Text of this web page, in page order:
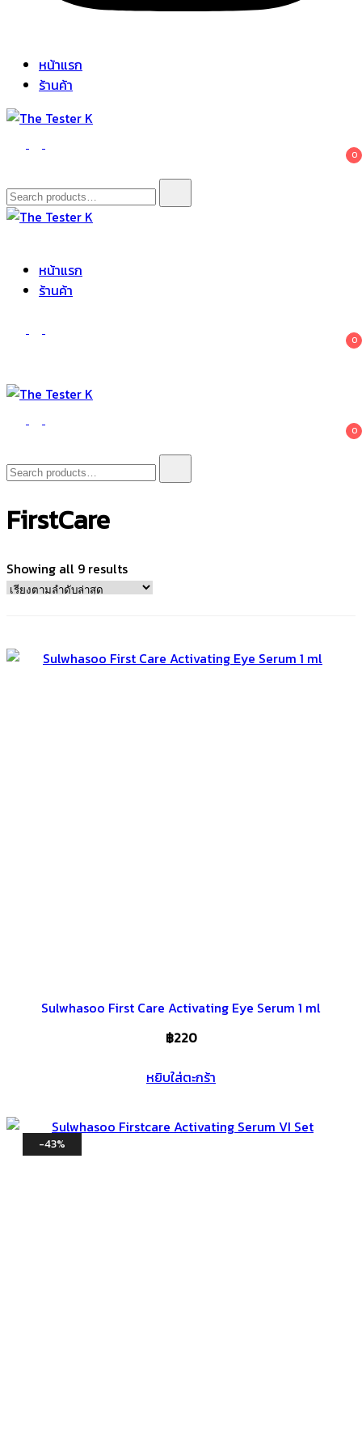
หน้าแรก
ร้านค้า
The Tester K
Korean cosmetics 0
Search
for:
หน้าแรก
ร้านค้า
0
The Tester K
Korean cosmetics 0
Search
for:
FirstCare
Showing all 9 resultsSorted
Sulwhasoo First Care Activating Eye Serum 1 ml
฿220
หยิบใส่ตะกร้า
-43%